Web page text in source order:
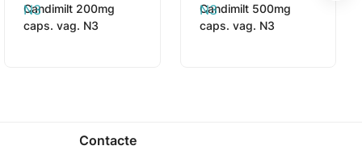
Candimilt 200mg
caps. vag. N3
Candimilt 500mg
caps. vag. N3
Contacte